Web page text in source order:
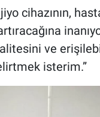
cihazının,
ve
isterim.”